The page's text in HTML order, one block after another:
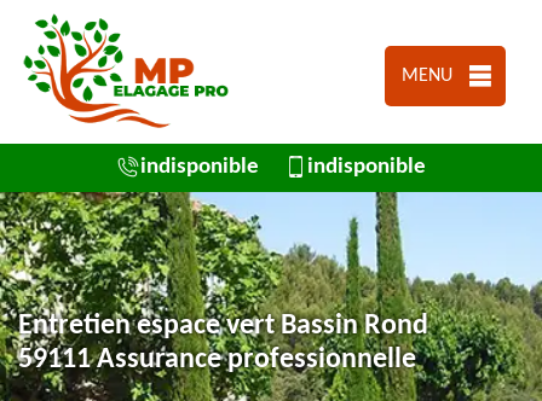
MENU
indisponible indisponible
Entretien espace vert Bassin Rond
59111 Assurance professionnelle